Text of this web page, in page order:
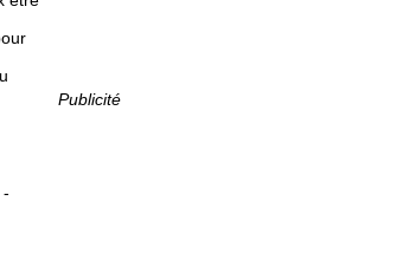
Publicité